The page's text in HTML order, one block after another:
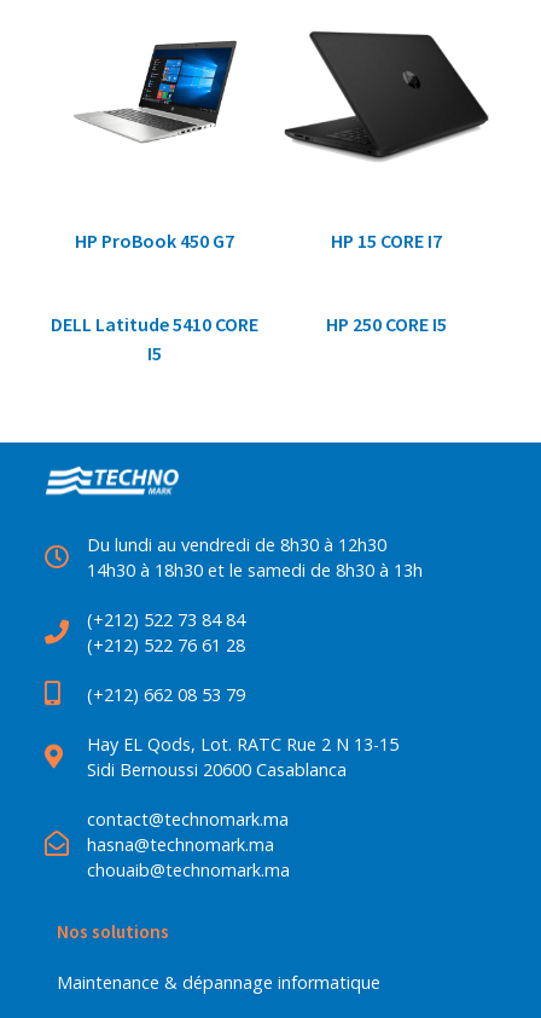
HP ProBook 450 G7 HP 15 CORE I7
DELL Latitude 5410 CORE
I5
HP 250 CORE I5
Du lundi au vendredi de 8h30 à 12h30
14h30 à 18h30 et le samedi de 8h30 à 13h
(+212) 522 73 84 84
(+212) 522 76 61 28
(+212) 662 08 53 79
Hay EL Qods, Lot. RATC Rue 2 N 13-15
Sidi Bernoussi 20600 Casablanca
contact@technomark.ma
hasna@technomark.ma
chouaib@technomark.ma
Nos solutions
Maintenance & dépannage informatique